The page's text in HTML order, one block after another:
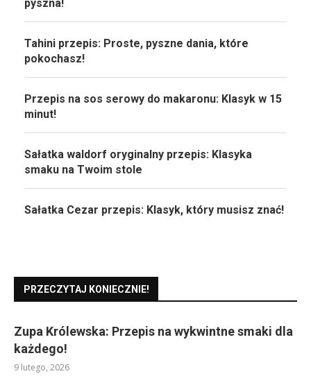
pyszna!
Tahini przepis: Proste, pyszne dania, które
pokochasz!
Przepis na sos serowy do makaronu: Klasyk w 15
minut!
Sałatka waldorf oryginalny przepis: Klasyka
smaku na Twoim stole
Sałatka Cezar przepis: Klasyk, który musisz znać!
PRZECZYTAJ KONIECZNIE!
Zupa Królewska: Przepis na wykwintne smaki dla
każdego!
9 lutego, 2026